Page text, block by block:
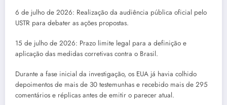
6 de julho de 2026: Realização da audiência pública oficial pelo
USTR para debater as ações propostas.
15 de julho de 2026: Prazo limite legal para a definição e
aplicação das medidas corretivas contra o Brasil.
Durante a fase inicial da investigação, os EUA já havia colhido
depoimentos de mais de 30 testemunhas e recebido mais de 295
comentários e réplicas antes de emitir o parecer atual.